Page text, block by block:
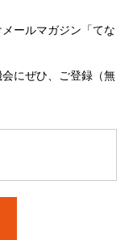
ールマガジン「てな
にぜひ、ご登録（無